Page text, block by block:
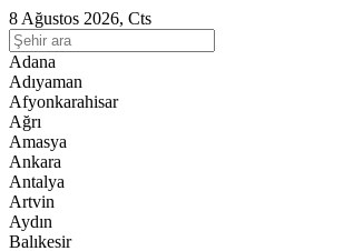
8 Ağustos 2026, Cts
Adana
Adıyaman
Afyonkarahisar
Ağrı
Amasya
Ankara
Antalya
Artvin
Aydın
Balıkesir